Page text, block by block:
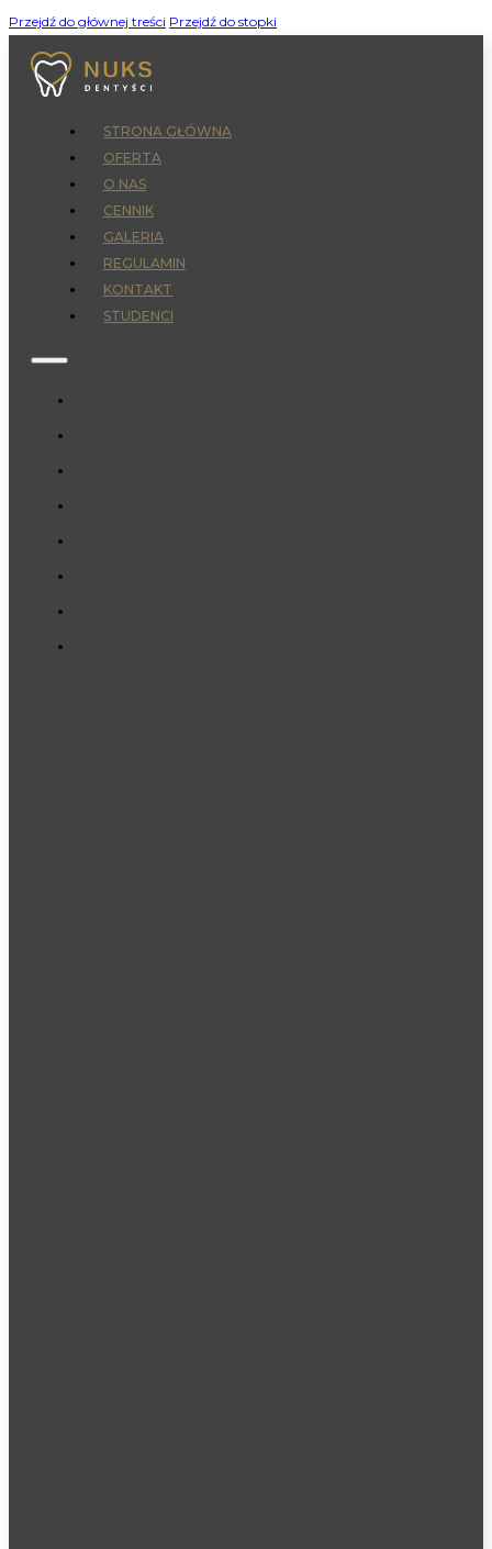
Przejdź do głównej treści Przejdź do stopki
STRONA GŁÓWNA
OFERTA
O NAS
CENNIK
GALERIA
REGULAMIN
KONTAKT
STUDENCI